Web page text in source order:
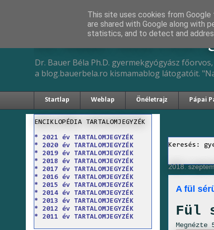
Dr. Bauer Béla Ph.D.
Dr. Bauer Béla Ph.D. gyermekgyógyász
a blog.bauerbela.ro kismamablog látogatóit.
Startlap Weblap Önéletrajz Pápai
Keresés:
2018.
A fül
Fül
Megnézte
ENCIKLOPÉDIA TARTALOMJEGYZÉK
* 2021 év TARTALOMJEGYZÉK
* 2020 év TARTALOMJEGYZÉK
* 2019 év TARTALOMJEGYZÉK
* 2018 év TARTALOMJEGYZÉK
* 2017 év TARTALOMJEGYZÉK
* 2016 év TARTALOMJEGYZÉK
* 2015 év TARTALOMJEGYZÉK
* 2014 év TARTALOMJEGYZÉK
* 2013 év TARTALOMJEGYZÉK
* 2012 év TARTALOMJEGYZÉK
* 2011 év TARTALOMJEGYZÉK
This site uses cookies from
are shared with Google along with
statistics, and to detect and